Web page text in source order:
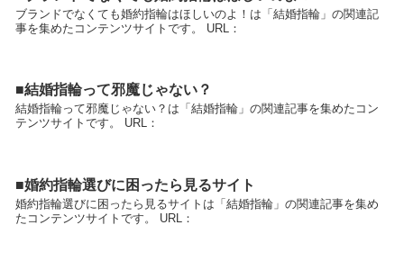
ブランドでなくても婚約指輪はほしいのよ！は「結婚指輪」の関連記
事を集めたコンテンツサイトです。 URL：
■結婚指輪って邪魔じゃない？
結婚指輪って邪魔じゃない？は「結婚指輪」の関連記事を集めたコン
テンツサイトです。 URL：
■婚約指輪選びに困ったら見るサイト
婚約指輪選びに困ったら見るサイトは「結婚指輪」の関連記事を集め
たコンテンツサイトです。 URL：